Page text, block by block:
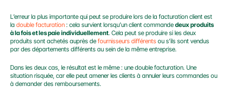
L’erreur la plus importante qui peut se produire lors de la facturation client est
la double facturation : cela survient lorsqu’un client commande deux produits
à la fois et les paie individuellement. Cela peut se produire si les deux
produits sont achetés auprès de fournisseurs différents ou s’ils sont vendus
par des départements différents au sein de la même entreprise.
Dans les deux cas, le résultat est le même : une double facturation. Une
situation risquée, car elle peut amener les clients à annuler leurs commandes ou
à demander des remboursements.